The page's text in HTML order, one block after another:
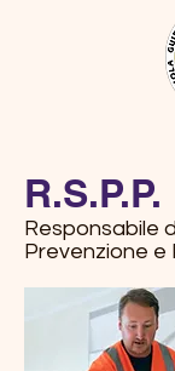
R.S.P.P.
Responsabile
Prevenzione e